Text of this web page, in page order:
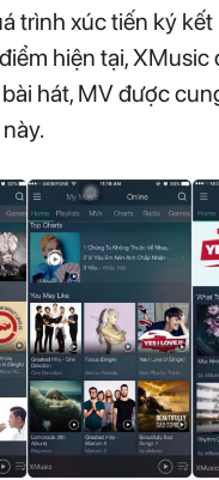
trình xúc tiến ký
hiện tại, XMusic
hát, MV được